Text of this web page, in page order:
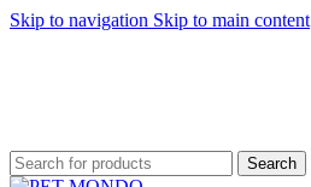
Skip to navigation Skip to main content
Search